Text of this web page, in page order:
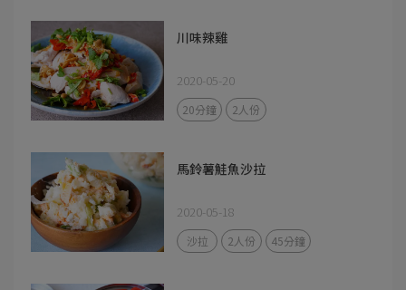
川味辣雞
2020-05-20
20分鐘 2人份
馬鈴薯鮭魚沙拉
2020-05-18
沙拉 2人份 45分鐘